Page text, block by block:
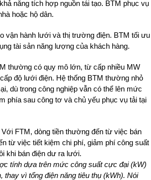
năng tích hợp nguồn tái tạo. BTM phục vụ
hoặc hộ dân.
vận hành lưới và thị trường điện. BTM tối ưu
tài sản năng lượng của khách hàng.
thường có quy mô lớn, từ cấp nhiều MW
độ lưới điện. Hệ thống BTM thường nhỏ
dù trong công nghiệp vẫn có thể lên mức
phía sau công tơ và chủ yếu phục vụ tải tại
FTM, dòng tiền thường đến từ việc bán
từ việc tiết kiệm chi phí, giảm phí công suất
khi bán điện dư ra lưới.
tính dựa trên mức công suất cực đại (kW)
thay vì tổng điện năng tiêu thụ (kWh). Nói